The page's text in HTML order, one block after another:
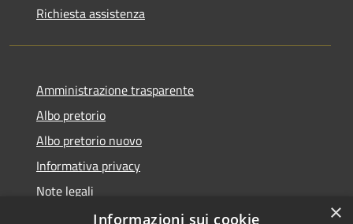
Richiesta assistenza
Amministrazione trasparente
Albo pretorio
Albo pretorio nuovo
Informativa privacy
Note legali
Dichiarazione di accessibilità
×
Informazioni sui cookie